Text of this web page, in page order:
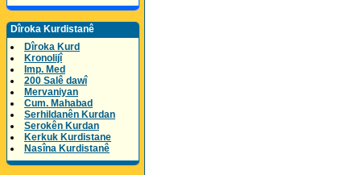
Dîroka Kurdistanê
Dîroka Kurd
Kronolijî
Imp. Med
200 Salê dawî
Mervaniyan
Cum. Mahabad
Serhildanên Kurdan
Serokên Kurdan
Kerkuk Kurdistane
Nasîna Kurdistanê